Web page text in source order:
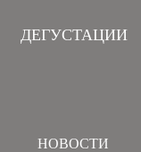
ДЕГУСТАЦИИ
НОВОСТИ